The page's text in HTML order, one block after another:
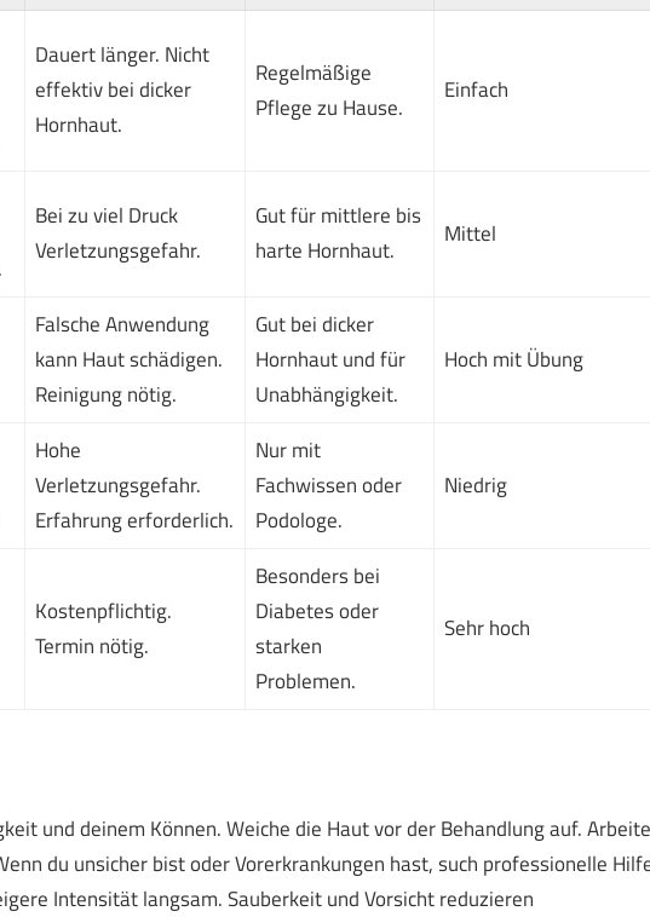
Dauert länger. Nicht
effektiv bei dicker
Hornhaut.
Regelmäßige
Pflege zu Hause.
Einfach
Bei zu viel Druck
Verletzungsgefahr.
Gut für mittlere bis
harte Hornhaut.
Mittel
Falsche Anwendung
kann Haut schädigen.
Reinigung nötig.
Gut bei dicker
Hornhaut und für
Unabhängigkeit.
Hoch mit Übung
Hohe
Verletzungsgefahr.
Erfahrung erforderlich.
Nur mit
Fachwissen oder
Podologe.
Niedrig
Kostenpflichtig.
Termin nötig.
Besonders bei
Diabetes oder
starken
Problemen.
Sehr hoch
und deinem Können. Weiche die Haut vor der Behandlung auf. Arbeite
du unsicher bist oder Vorerkrankungen hast, such professionelle
Intensität langsam. Sauberkeit und Vorsicht reduzieren